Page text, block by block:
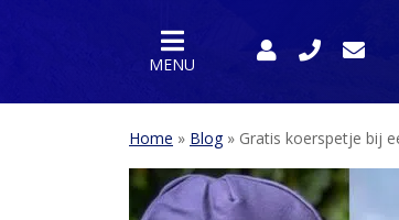
MENU
Home » Blog» Gratis koerspetje bij